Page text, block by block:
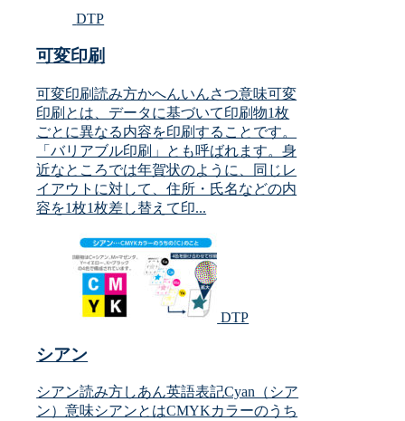
DTP
可変印刷
可変印刷読み方かへんいんさつ意味可変
印刷とは、データに基づいて印刷物1枚
ごとに異なる内容を印刷することです。
「バリアブル印刷」とも呼ばれます。身
近なところでは年賀状のように、同じレ
イアウトに対して、住所・氏名などの内
容を1枚1枚差し替えて印...
DTP
シアン
シアン読み方しあん英語表記Cyan（シア
ン）意味シアンとはCMYKカラーのうち